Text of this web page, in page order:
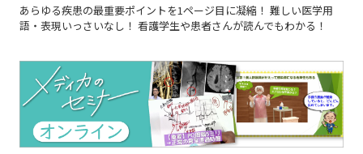
あらゆる疾患の最重要ポイントを1ページ目に凝縮！ 難しい医学用
語・表現いっさいなし！ 看護学生や患者さんが読んでもわかる！